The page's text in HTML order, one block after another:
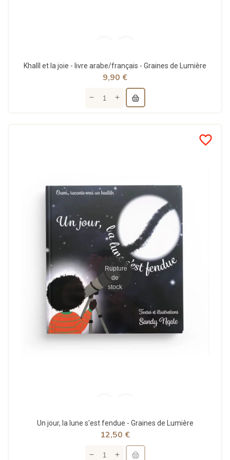
Khalîl et la joie - livre arabe/français - Graines de Lumière
9,90 €
favorite_border
Rupture
de
stock
Un jour, la lune s'est fendue - Graines de Lumière
12,50 €